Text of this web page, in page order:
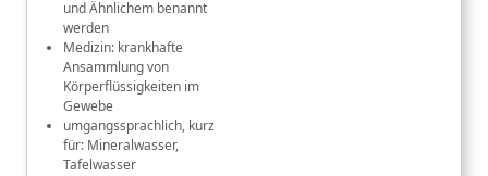
und Ähnlichem benannt
werden
Medizin: krankhafte
Ansammlung von
Körperflüssigkeiten im
Gewebe
umgangssprachlich, kurz
für: Mineralwasser,
Tafelwasser